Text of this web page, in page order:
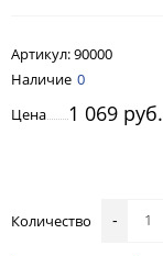
Артикул:90000
Наличие 0
Цена
1 069 руб.
Количество -